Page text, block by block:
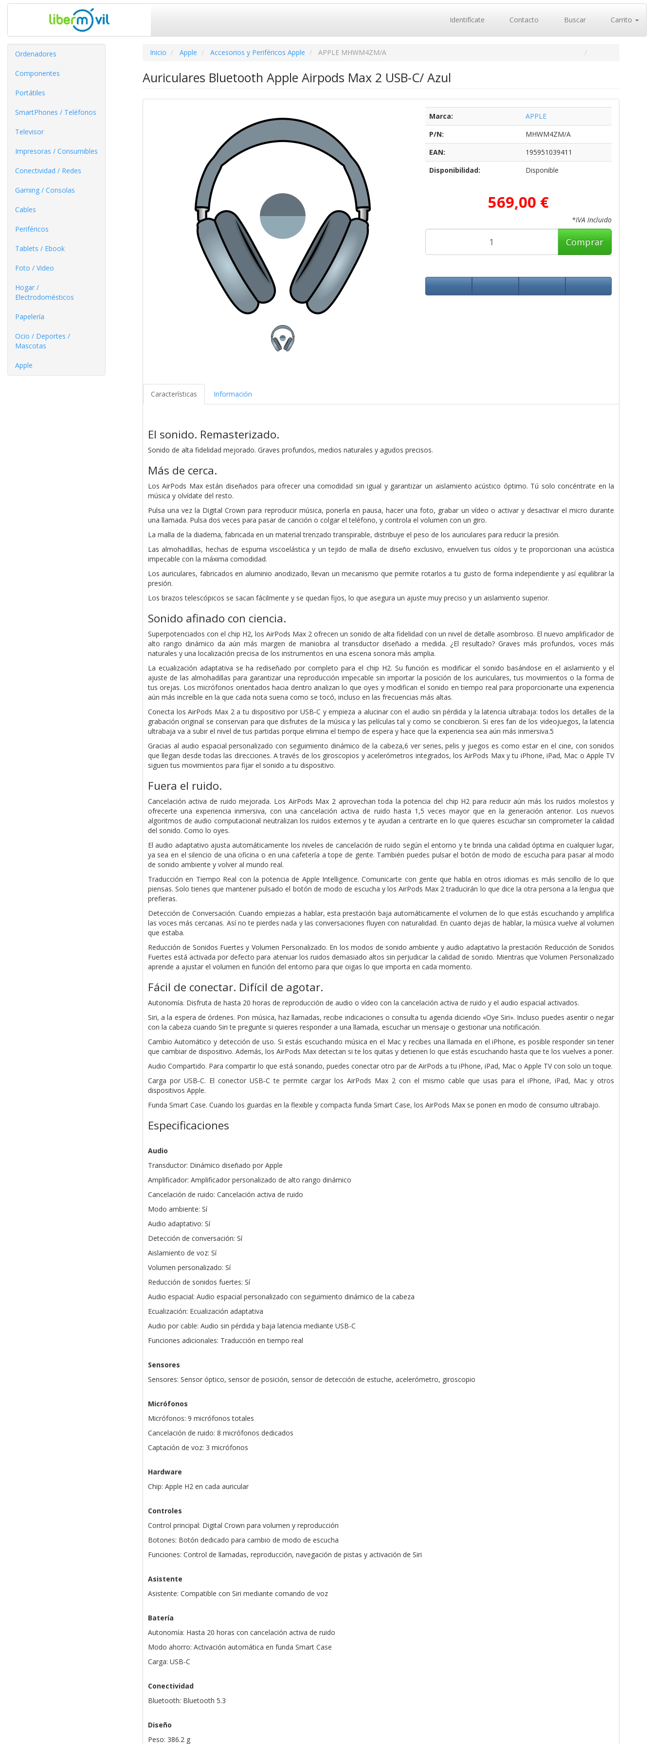
Identifícate Contacto Buscar Carrito
Ordenadores
Componentes
Portátiles
SmartPhones / Teléfonos
Televisor
Impresoras / Consumibles
Conectividad / Redes
Gaming / Consolas
Cables
Periféricos
Tablets / Ebook
Foto / Video
Hogar /
Electrodomésticos
Papelería
Ocio / Deportes /
Mascotas
Apple
Inicio Apple Accesorios y Periféricos Apple APPLE MHWM4ZM/A
Auriculares Bluetooth Apple Airpods Max 2 USB-C/ Azul
Marca:
APPLE
P/N:
MHWM4ZM/A
EAN:
195951039411
Disponibilidad:
Disponible
569,00 €
*IVA Incluido
Comprar
Características Información
El sonido. Remasterizado.
Sonido de alta fidelidad mejorado. Graves profundos, medios naturales y agudos precisos.
Más de cerca.
Los AirPods Max están diseñados para ofrecer una comodidad sin igual y garantizar un aislamiento acústico óptimo. Tú solo concéntrate en la
música y olvídate del resto.
Pulsa una vez la Digital Crown para reproducir música, ponerla en pausa, hacer una foto, grabar un vídeo o activar y desactivar el micro durante
una llamada. Pulsa dos veces para pasar de canción o colgar el teléfono, y controla el volumen con un giro.
La malla de la diadema, fabricada en un material trenzado transpirable, distribuye el peso de los auriculares para reducir la presión.
Las almohadillas, hechas de espuma viscoelástica y un tejido de malla de diseño exclusivo, envuelven tus oídos y te proporcionan una acústica
impecable con la máxima comodidad.
Los auriculares, fabricados en aluminio anodizado, llevan un mecanismo que permite rotarlos a tu gusto de forma independiente y así equilibrar la
presión.
Los brazos telescópicos se sacan fácilmente y se quedan fijos, lo que asegura un ajuste muy preciso y un aislamiento superior.
Sonido afinado con ciencia.
Superpotenciados con el chip H2, los AirPods Max 2 ofrecen un sonido de alta fidelidad con un nivel de detalle asombroso. El nuevo amplificador de
alto rango dinámico da aún más margen de maniobra al transductor diseñado a medida. ¿El resultado? Graves más profundos, voces más
naturales y una localización precisa de los instrumentos en una escena sonora más amplia.
La ecualización adaptativa se ha rediseñado por completo para el chip H2. Su función es modificar el sonido basándose en el aislamiento y el
ajuste de las almohadillas para garantizar una reproducción impecable sin importar la posición de los auriculares, tus movimientos o la forma de
tus orejas. Los micrófonos orientados hacia dentro analizan lo que oyes y modifican el sonido en tiempo real para proporcionarte una experiencia
aún más increíble en la que cada nota suena como se tocó, incluso en las frecuencias más altas.
Conecta los AirPods Max 2 a tu dispositivo por USB‑C y empieza a alucinar con el audio sin pérdida y la latencia ultrabaja: todos los detalles de la
grabación original se conservan para que disfrutes de la música y las películas tal y como se concibieron. Si eres fan de los videojuegos, la latencia
ultrabaja va a subir el nivel de tus partidas porque elimina el tiempo de espera y hace que la experiencia sea aún más inmersiva.5
Gracias al audio espacial personalizado con seguimiento dinámico de la cabeza,6 ver series, pelis y juegos es como estar en el cine, con sonidos
que llegan desde todas las direcciones. A través de los giroscopios y acelerómetros integrados, los AirPods Max y tu iPhone, iPad, Mac o Apple TV
siguen tus movimientos para fijar el sonido a tu dispositivo.
Fuera el ruido.
Cancelación activa de ruido mejorada. Los AirPods Max 2 aprovechan toda la potencia del chip H2 para reducir aún más los ruidos molestos y
ofrecerte una experiencia inmersiva, con una cancelación activa de ruido hasta 1,5 veces mayor que en la generación anterior. Los nuevos
algoritmos de audio computacional neutralizan los ruidos externos y te ayudan a centrarte en lo que quieres escuchar sin comprometer la calidad
del sonido. Como lo oyes.
El audio adaptativo ajusta automáticamente los niveles de cancelación de ruido según el entorno y te brinda una calidad óptima en cualquier lugar,
ya sea en el silencio de una oficina o en una cafetería a tope de gente. También puedes pulsar el botón de modo de escucha para pasar al modo
de sonido ambiente y volver al mundo real.
Traducción en Tiempo Real con la potencia de Apple Intelligence. Comunicarte con gente que habla en otros idiomas es más sencillo de lo que
piensas. Solo tienes que mantener pulsado el botón de modo de escucha y los AirPods Max 2 traducirán lo que dice la otra persona a la lengua que
prefieras.
Detección de Conversación. Cuando empiezas a hablar, esta prestación baja automáticamente el volumen de lo que estás escuchando y amplifica
las voces más cercanas. Así no te pierdes nada y las conversaciones fluyen con naturalidad. En cuanto dejas de hablar, la música vuelve al volumen
que estaba.
Reducción de Sonidos Fuertes y Volumen Personalizado. En los modos de sonido ambiente y audio adaptativo la prestación Reducción de Sonidos
Fuertes está activada por defecto para atenuar los ruidos demasiado altos sin perjudicar la calidad de sonido. Mientras que Volumen Personalizado
aprende a ajustar el volumen en función del entorno para que oigas lo que importa en cada momento.
Fácil de conectar. Difícil de agotar.
Autonomía. Disfruta de hasta 20 horas de reproducción de audio o vídeo con la cancelación activa de ruido y el audio espacial activados.
Siri, a la espera de órdenes. Pon música, haz llamadas, recibe indicaciones o consulta tu agenda diciendo «Oye Siri». Incluso puedes asentir o negar
con la cabeza cuando Siri te pregunte si quieres responder a una llamada, escuchar un mensaje o gestionar una notificación.
Cambio Automático y detección de uso. Si estás escuchando música en el Mac y recibes una llamada en el iPhone, es posible responder sin tener
que cambiar de dispositivo. Además, los AirPods Max detectan si te los quitas y detienen lo que estás escuchando hasta que te los vuelves a poner.
Audio Compartido. Para compartir lo que está sonando, puedes conectar otro par de AirPods a tu iPhone, iPad, Mac o Apple TV con solo un toque.
Carga por USB‑C. El conector USB‑C te permite cargar los AirPods Max 2 con el mismo cable que usas para el iPhone, iPad, Mac y otros
dispositivos Apple.
Funda Smart Case. Cuando los guardas en la flexible y compacta funda Smart Case, los AirPods Max se ponen en modo de consumo ultrabajo.
Especificaciones
Audio
Transductor: Dinámico diseñado por Apple
Amplificador: Amplificador personalizado de alto rango dinámico
Cancelación de ruido: Cancelación activa de ruido
Modo ambiente: Sí
Audio adaptativo: Sí
Detección de conversación: Sí
Aislamiento de voz: Sí
Volumen personalizado: Sí
Reducción de sonidos fuertes: Sí
Audio espacial: Audio espacial personalizado con seguimiento dinámico de la cabeza
Ecualización: Ecualización adaptativa
Audio por cable: Audio sin pérdida y baja latencia mediante USB-C
Funciones adicionales: Traducción en tiempo real
Sensores
Sensores: Sensor óptico, sensor de posición, sensor de detección de estuche, acelerómetro, giroscopio
Micrófonos
Micrófonos: 9 micrófonos totales
Cancelación de ruido: 8 micrófonos dedicados
Captación de voz: 3 micrófonos
Hardware
Chip: Apple H2 en cada auricular
Controles
Control principal: Digital Crown para volumen y reproducción
Botones: Botón dedicado para cambio de modo de escucha
Funciones: Control de llamadas, reproducción, navegación de pistas y activación de Siri
Asistente
Asistente: Compatible con Siri mediante comando de voz
Batería
Autonomía: Hasta 20 horas con cancelación activa de ruido
Modo ahorro: Activación automática en funda Smart Case
Carga: USB-C
Conectividad
Bluetooth: Bluetooth 5.3
Diseño
Peso: 386.2 g